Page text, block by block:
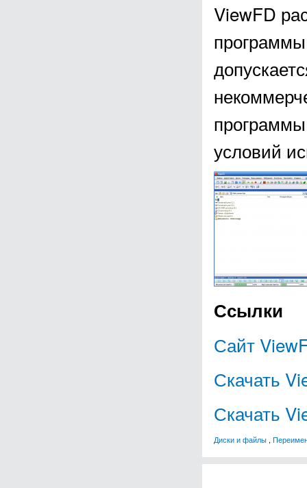
ViewFD
программы
условий
Ссылки
Сайт
Скачать
Скачать
Диски и файлы ,